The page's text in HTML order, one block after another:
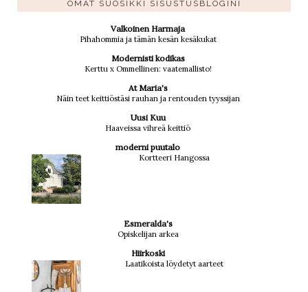
OMAT SUOSIKKI SISUSTUSBLOGINI
Valkoinen Harmaja
Pihahommia ja tämän kesän kesäkukat
Modernisti kodikas
Kerttu x Ommellinen: vaatemallisto!
At Maria's
Näin teet keittiöstäsi rauhan ja rentouden tyyssijan
Uusi Kuu
Haaveissa vihreä keittiö
moderni puutalo
Kortteeri Hangossa
Esmeralda's
Opiskelijan arkea
Hiirkoski
Laatikoista löydetyt aarteet